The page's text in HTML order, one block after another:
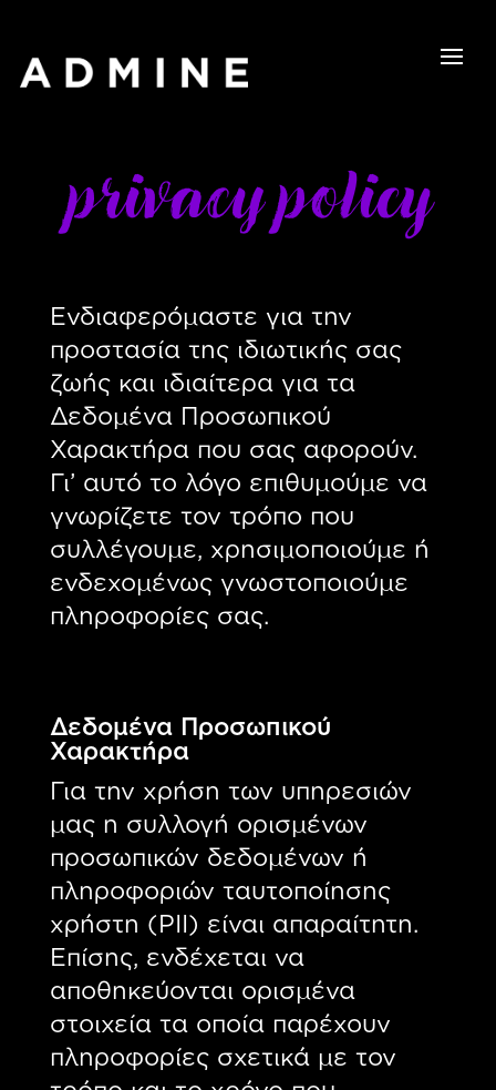
privacy policy
Ενδιαφερόμαστε για την
προστασία της ιδιωτικής σας
ζωής και ιδιαίτερα για τα
Δεδομένα Προσωπικού
Χαρακτήρα που σας αφορούν.
Γι’ αυτό το λόγο επιθυμούμε να
γνωρίζετε τον τρόπο που
συλλέγουμε, χρησιμοποιούμε ή
ενδεχομένως γνωστοποιούμε
πληροφορίες σας.
Δεδομένα Προσωπικού
Χαρακτήρα
Για την χρήση των υπηρεσιών
μας η συλλογή ορισμένων
προσωπικών δεδομένων ή
πληροφοριών ταυτοποίησης
χρήστη (PII) είναι απαραίτητη.
Επίσης, ενδέχεται να
αποθηκεύονται ορισμένα
στοιχεία τα οποία παρέχουν
πληροφορίες σχετικά με τον